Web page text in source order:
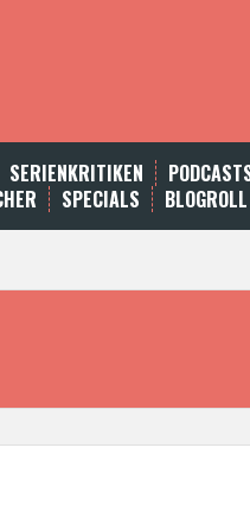
SERIENKRITIKEN
SPECIALS